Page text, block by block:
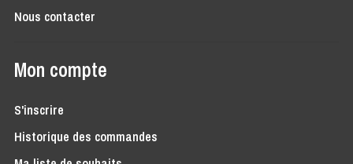
Nous contacter
Mon compte
S'inscrire
Historique des commandes